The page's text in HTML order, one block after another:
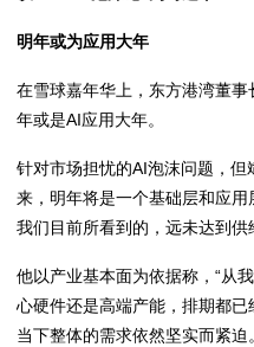
明年或为应用大年
在雪球嘉年华上，东方港湾董事
年或是AI应用大年。
针对市场担忧的AI泡沫问题，但
来，明年将是一个基础层和应用
我们目前所看到的，远未达到
他以产业基本面为依据称，“从
心硬件还是高端产能，排期都已
当下整体的需求依然坚实而紧迫